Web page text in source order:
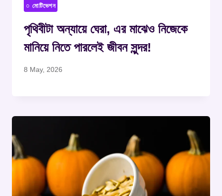
○ মোটিভেশন
পৃথিবীটা অন্যায়ে ঘেরা, এর মাঝেও নিজেকে
মানিয়ে নিতে পারলেই জীবন সুন্দর!
8 May, 2026